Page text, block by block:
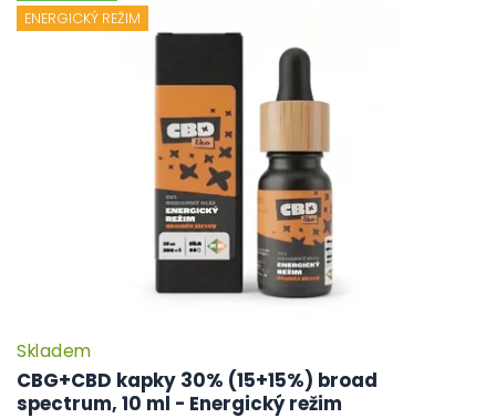
ENERGICKÝ REŽIM
CBG+CBD kapky 30% (15+15%) broad
spectrum, 10 ml - Energický režim
Skladem